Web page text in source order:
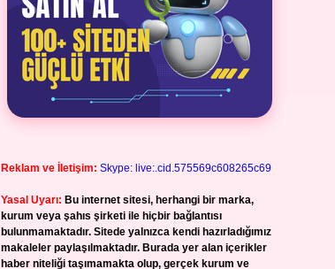
Reklam ve İletişim: Skype: live:.cid.575569c608265c69
Yasal Uyarı: Bu internet sitesi, herhangi bir marka,
kurum veya şahıs şirketi ile hiçbir bağlantısı
bulunmamaktadır. Sitede yalnızca kendi hazırladığımız
makaleler paylaşılmaktadır. Burada yer alan içerikler
haber niteliği taşımamakta olup, gerçek kurum ve